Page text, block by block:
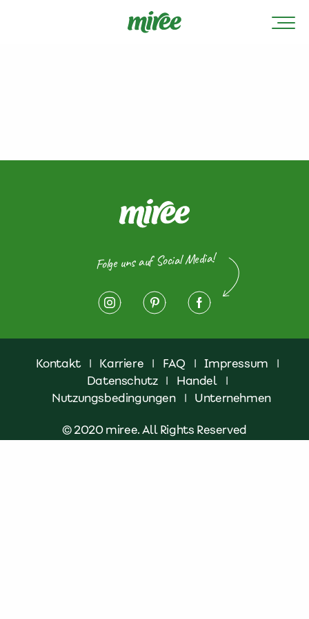
Folge uns auf Social Media!
Kontakt | Karriere | FAQ | Impressum
|
Datenschutz | Handel
|
Nutzungsbedingungen
| Unternehmen
© 2020 miree. All Rights Reserved